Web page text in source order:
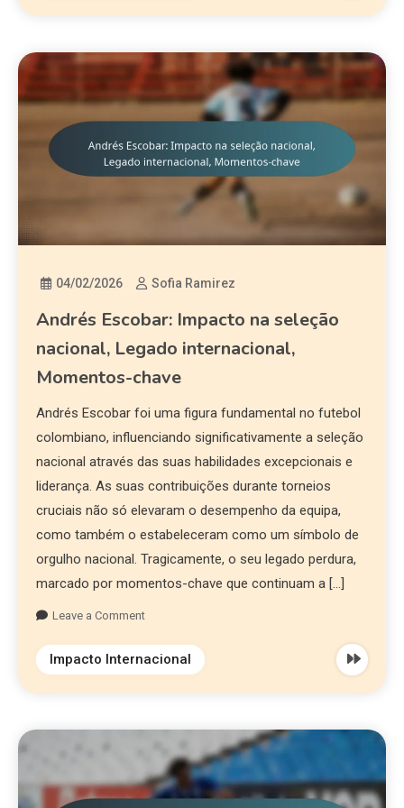
04/02/2026 Sofia Ramirez
Andrés Escobar: Impacto na seleção
nacional, Legado internacional,
Momentos-chave
Andrés Escobar foi uma figura fundamental no futebol
colombiano, influenciando significativamente a seleção
nacional através das suas habilidades excepcionais e
liderança. As suas contribuições durante torneios
cruciais não só elevaram o desempenho da equipa,
como também o estabeleceram como um símbolo de
orgulho nacional. Tragicamente, o seu legado perdura,
marcado por momentos-chave que continuam a […]
Leave a Comment
Impacto Internacional